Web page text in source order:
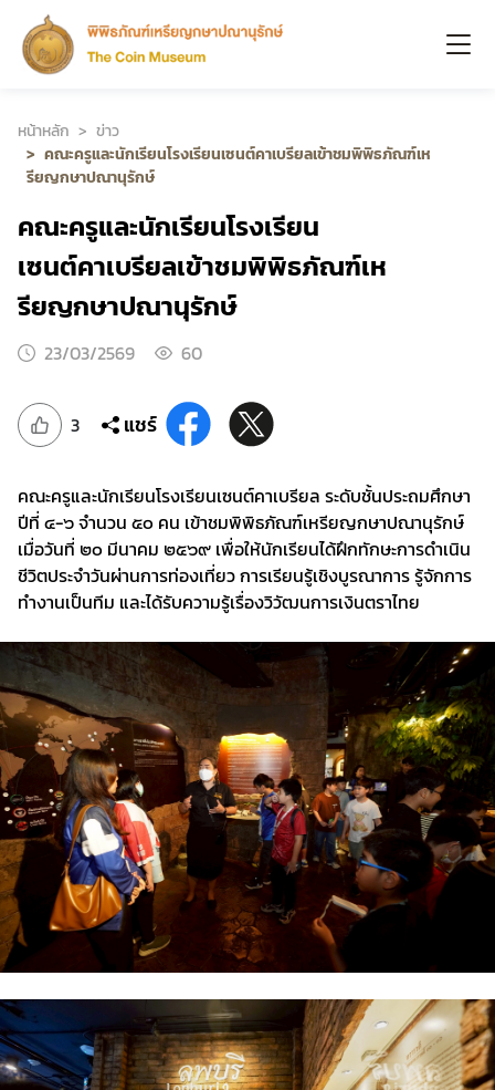
หน้าหลัก
ข่าว
คณะครูและนักเรียนโรงเรียนเซนต์คาเบรียลเข้าชมพิพิธภัณฑ์เห
รียญกษาปณานุรักษ์
คณะครูและนักเรียนโรงเรียน
เซนต์คาเบรียลเข้าชมพิพิธภัณฑ์เห
รียญกษาปณานุรักษ์
23/03/2569 60
3 แชร์
คณะครูและนักเรียนโรงเรียนเซนต์คาเบรียล ระดับชั้นประถมศึกษา
ปีที่ ๔-๖ จำนวน ๕๐ คน เข้าชมพิพิธภัณฑ์เหรียญกษาปณานุรักษ์
เมื่อวันที่ ๒๐ มีนาคม ๒๕๖๙ เพื่อให้นักเรียนได้ฝึกทักษะการดำเนิน
ชีวิตประจำวันผ่านการท่องเที่ยว การเรียนรู้เชิงบูรณาการ รู้จักการ
ทำงานเป็นทีม และได้รับความรู้เรื่องวิวัฒนการเงินตราไทย